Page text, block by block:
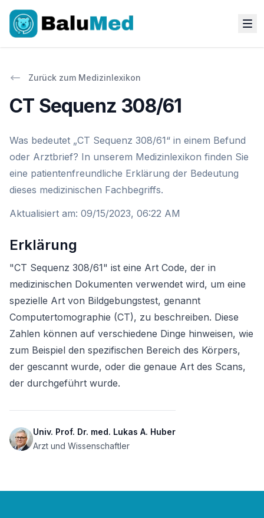
Zurück zum Medizinlexikon
CT Sequenz 308/61
Was bedeutet „CT Sequenz 308/61“ in einem Befund
oder Arztbrief? In unserem Medizinlexikon finden Sie
eine patientenfreundliche Erklärung der Bedeutung
dieses medizinischen Fachbegriffs.
Aktualisiert am: 09/15/2023, 06:22 AM
Erklärung
"CT Sequenz 308/61" ist eine Art Code, der in
medizinischen Dokumenten verwendet wird, um eine
spezielle Art von Bildgebungstest, genannt
Computertomographie (CT), zu beschreiben. Diese
Zahlen können auf verschiedene Dinge hinweisen, wie
zum Beispiel den spezifischen Bereich des Körpers,
der gescannt wurde, oder die genaue Art des Scans,
der durchgeführt wurde.
Univ. Prof. Dr. med. Lukas A. Huber
Arzt und Wissenschaftler